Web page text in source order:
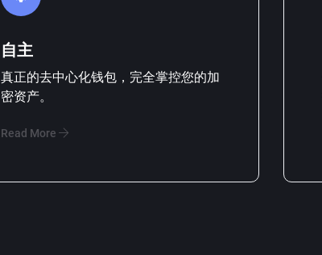
自主
真正的去中心化钱包，完全掌控您的加
密资产。
Read More